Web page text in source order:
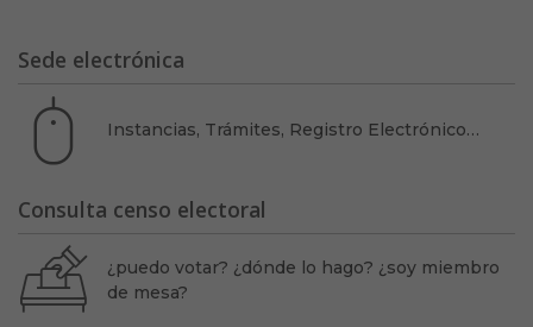
Sede electrónica
Instancias, Trámites, Registro Electrónico…
Consulta censo electoral
¿puedo votar? ¿dónde lo hago? ¿soy miembro
de mesa?